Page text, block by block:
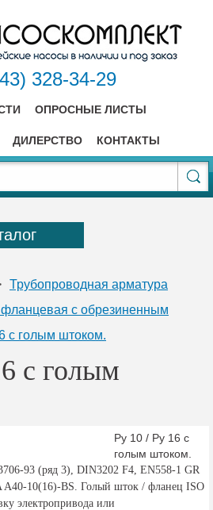
328-34-29
ОПРОСНЫЕ ЛИСТЫ
ДИЛЕРСТВО КОНТАКТЫ
Трубопроводная арматура
с обрезиненным
с голым штоком.
с голым
Ру 10 / Ру 16 с
голым штоком.
93 (ряд 3), DIN3202 F4, EN558-1 GR
A40-10(16)-BS. Голый шток / фланец ISO
электропривода или